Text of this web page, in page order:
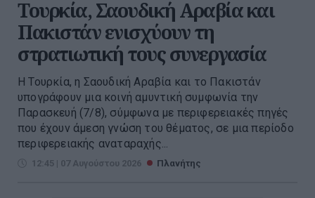
Τουρκία, Σαουδική Αραβία και
Πακιστάν ενισχύουν τη
στρατιωτική τους συνεργασία
Η Τουρκία, η Σαουδική Αραβία και το Πακιστάν
υπογράφουν μια κοινή αμυντική συμφωνία την
Παρασκευή (7/8), σύμφωνα με περιφερειακές πηγές
που έχουν άμεση γνώση του θέματος, σε μια περίοδο
περιφερειακής αναταραχής...
12:45 | 07 Αυγούστου 2026 Πλανήτης